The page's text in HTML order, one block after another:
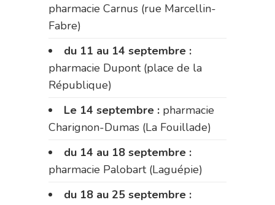
pharmacie Carnus (rue Marcellin-
Fabre)
du 11 au 14 septembre :
pharmacie Dupont (place de la
République)
Le 14 septembre : pharmacie
Charignon-Dumas (La Fouillade)
du 14 au 18 septembre :
pharmacie Palobart (Laguépie)
du 18 au 25 septembre :